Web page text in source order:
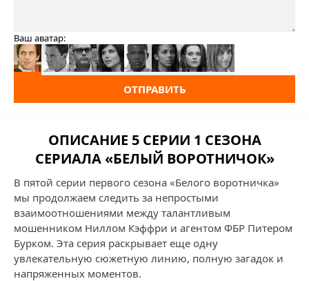
Ваш аватар:
ОТПРАВИТЬ
ОПИСАНИЕ 5 СЕРИИ 1 СЕЗОНА
СЕРИАЛА «БЕЛЫЙ ВОРОТНИЧОК»
В пятой серии первого сезона «Белого воротничка»
мы продолжаем следить за непростыми
взаимоотношениями между талантливым
мошенником Ниллом Кэффри и агентом ФБР Питером
Бурком. Эта серия раскрывает еще одну
увлекательную сюжетную линию, полную загадок и
напряженных моментов.